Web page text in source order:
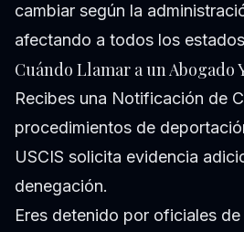
cambiar según la
afectando a todos los
Cuándo Llamar a un Abogado
Recibes una Notificación de
procedimientos de
USCIS solicita evidencia
denegación.
Eres detenido por oficiales